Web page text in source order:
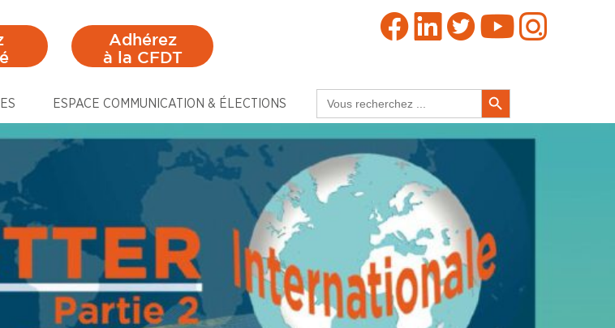
Adhérez
à la CFDT
ESPACE COMMUNICATION & ÉLECTIONS
for:
Search Button